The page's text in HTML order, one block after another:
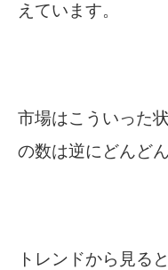
えています。
市場はこういった
の数は逆にどんど
トレンドから見る